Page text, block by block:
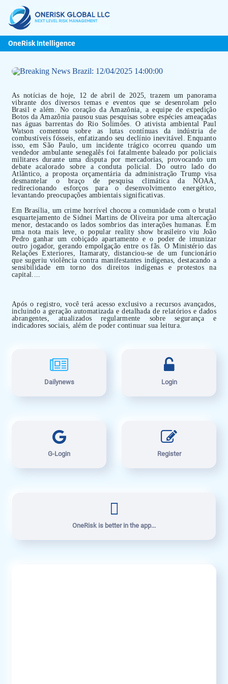
OneRisk Intelligence
As notícias de hoje, 12 de abril de 2025, trazem um panorama
vibrante dos diversos temas e eventos que se desenrolam pelo
Brasil e além. No coração da Amazônia, a equipe de expedição
Botos da Amazônia pausou suas pesquisas sobre espécies ameaçadas
nas águas barrentas do Rio Solimões. O ativista ambiental Paul
Watson comentou sobre as lutas contínuas da indústria de
combustíveis fósseis, enfatizando seu declínio inevitável. Enquanto
isso, em São Paulo, um incidente trágico ocorreu quando um
vendedor ambulante senegalês foi fatalmente baleado por policiais
militares durante uma disputa por mercadorias, provocando um
debate acalorado sobre a conduta policial. Do outro lado do
Atlântico, a proposta orçamentária da administração Trump visa
desmantelar o braço de pesquisa climática da NOAA,
redirecionando esforços para o desenvolvimento energético,
levantando preocupações ambientais significativas.
Em Brasília, um crime horrível chocou a comunidade com o brutal
esquartejamento de Sidnei Martins de Oliveira por uma altercação
menor, destacando os lados sombrios das interações humanas. Em
uma nota mais leve, o popular reality show brasileiro viu João
Pedro ganhar um cobiçado apartamento e o poder de imunizar
outro jogador, gerando empolgação entre os fãs. O Ministério das
Relações Exteriores, Itamaraty, distanciou-se de um funcionário
que sugeriu violência contra manifestantes indígenas, destacando a
sensibilidade em torno dos direitos indígenas e protestos na
capital....
Após o registro, você terá acesso exclusivo a recursos avançados,
incluindo a geração automatizada e detalhada de relatórios e dados
abrangentes, atualizados regularmente sobre segurança e
indicadores sociais, além de poder continuar sua leitura.
Dailynews Login
G-Login Register
OneRisk is better in the app...